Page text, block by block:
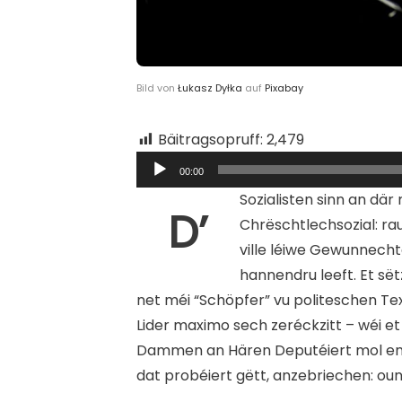
Bild von Łukasz Dyłka auf Pixabay
Bäitragsopruff: 2,479
Audio
Player00:00
D’
Sozialisten sinn an
Chrëschtlechsozial:
ville léiwe
hannendru leeft. Et
net méi “Schöpfer” vu politeschen
Lider maximo sech zeréckzitt – wéi
Dammen an Hären Deputéiert mol
dat probéiert gëtt, anzebriechen: